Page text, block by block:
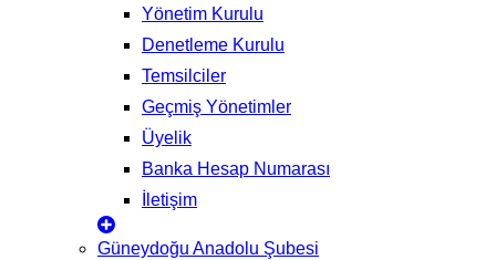
Yönetim Kurulu
Denetleme Kurulu
Temsilciler
Geçmiş Yönetimler
Üyelik
Banka Hesap Numarası
İletişim
Güneydoğu Anadolu Şubesi